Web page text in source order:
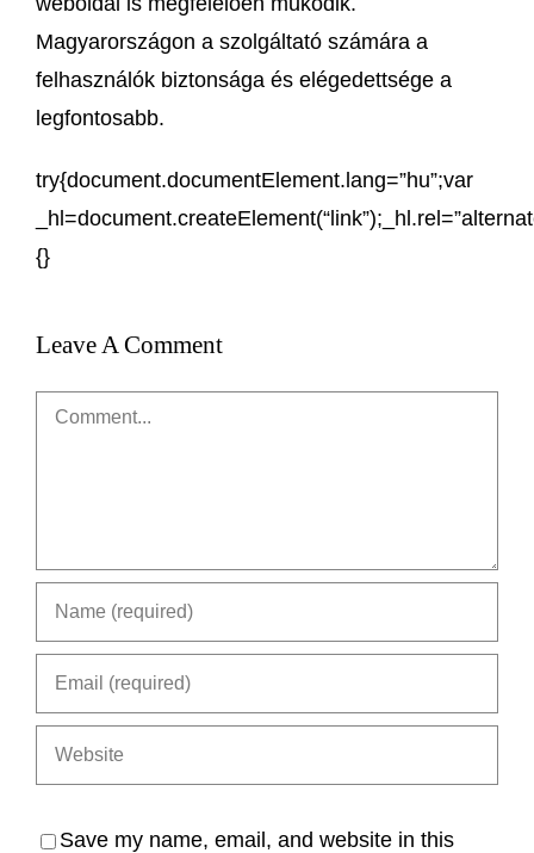
Magyarországon a szolgáltató számára a
felhasználók biztonsága és elégedettsége a
legfontosabb.
try{document.documentElement.lang=”hu”;var
{}
Leave A Comment
Comment
Save my name, email, and website in this